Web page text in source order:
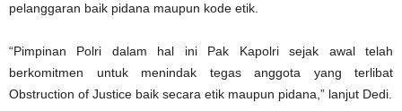
pelanggaran baik pidana maupun kode etik.
“Pimpinan Polri dalam hal ini Pak Kapolri sejak awal telah
berkomitmen untuk menindak tegas anggota yang terlibat
Obstruction of Justice baik secara etik maupun pidana,” lanjut Dedi.